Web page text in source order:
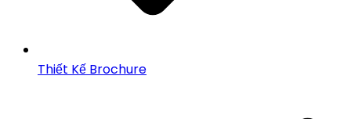
Thiết Kế Brochure